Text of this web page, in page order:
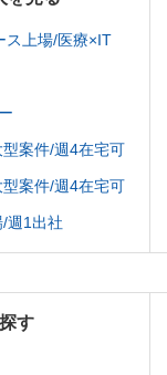
ス上場/医療×IT
型案件/週4在宅可
型案件/週4在宅可
/週1出社
す